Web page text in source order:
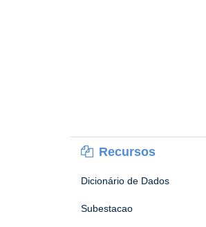
Recursos
Dicionário de Dados
Subestacao